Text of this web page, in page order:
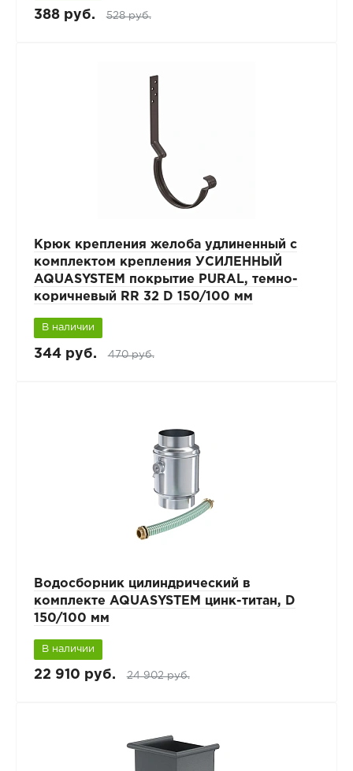
388 руб. 528 руб.
Крюк крепления желоба удлиненный с
комплектом крепления УСИЛЕННЫЙ
AQUASYSTEM покрытие PURAL, темно-
коричневый RR 32 D 150/100 мм
В наличии
344 руб. 470 руб.
Водосборник цилиндрический в
комплекте AQUASYSTEM цинк-титан, D
150/100 мм
В наличии
22 910 руб. 24 902 руб.